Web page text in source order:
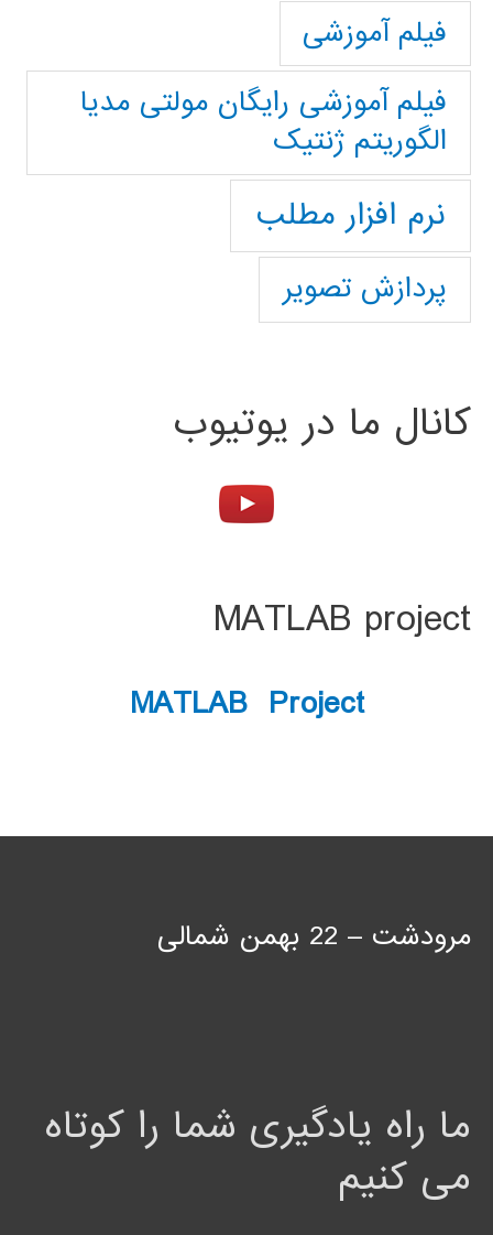
فیلم آموزشی
فیلم آموزشی رایگان مولتی مدیا
الگوریتم ژنتیک
نرم افزار مطلب
پردازش تصویر
کانال ما در یوتیوب
MATLAB project
MATLAB Project
مرودشت – 22 بهمن شمالی
ما راه یادگیری شما را کوتاه
می کنیم